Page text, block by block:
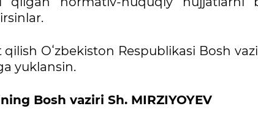
Oʻzbekiston Respublikasi Bosh
yuklansin.
Bosh vaziri Sh. MIRZIYOYEV